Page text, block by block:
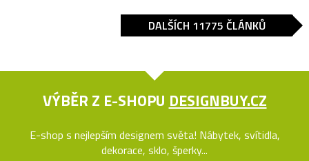
DALŠÍCH 11775 ČLÁNKŮ
VÝBĚR Z E-SHOPU DESIGNBUY.CZ
E-shop s nejlepším designem světa! Nábytek, svítidla,
dekorace, sklo, šperky...